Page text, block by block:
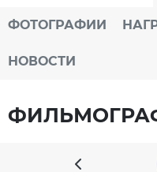
ФОТОГРАФИИ
НОВОСТИ